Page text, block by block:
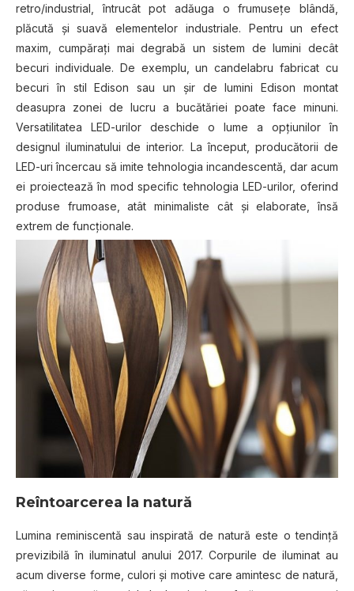
retro/industrial, întrucât pot adăuga o frumusețe blândă,
plăcută și suavă elementelor industriale. Pentru un efect
maxim, cumpărați mai degrabă un sistem de lumini decât
becuri individuale. De exemplu, un candelabru fabricat cu
becuri în stil Edison sau un șir de lumini Edison montat
deasupra zonei de lucru a bucătăriei poate face minuni.
Versatilitatea LED-urilor deschide o lume a opțiunilor în
designul iluminatului de interior. La început, producătorii de
LED-uri încercau să imite tehnologia incandescentă, dar acum
ei proiectează în mod specific tehnologia LED-urilor, oferind
produse frumoase, atât minimaliste cât și elaborate, însă
extrem de funcționale.
Reîntoarcerea la natură
Lumina reminiscentă sau inspirată de natură este o tendință
previzibilă în iluminatul anului 2017. Corpurile de iluminat au
acum diverse forme, culori și motive care amintesc de natură,